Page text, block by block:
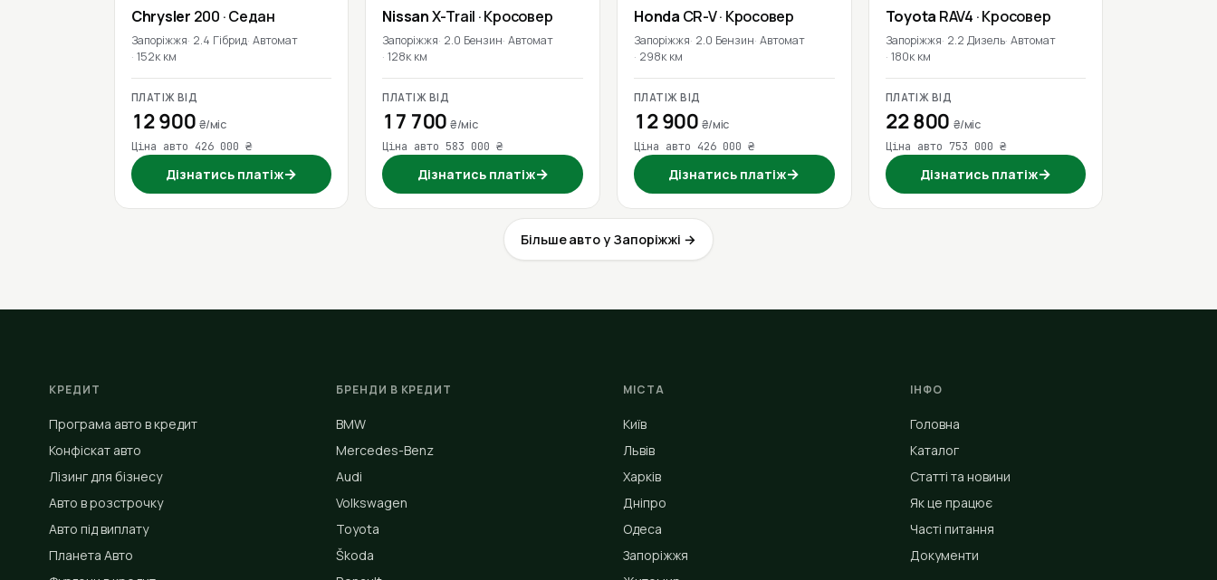
Chrysler 200 · Седан
Запоріжжя 2.4 Гібрид Автомат
152к км
ПЛАТІЖ ВІД
12 900 ₴/міс
Ціна авто 426 000 ₴
Дізнатись платіж→
NissanX-Trail · Кросовер
Запоріжжя 2.0 Бензин Автомат
128к км
ПЛАТІЖ ВІД
17 700₴/міс
Ціна авто 583 000 ₴
Дізнатись платіж→
Honda CR-V· Кросовер
Запоріжжя 2.0 Бензин Автомат
298к км
ПЛАТІЖ ВІД
12 900 ₴/міс
Ціна авто 426 000 ₴
Дізнатись платіж→
Toyota RAV4 · Кросовер
Запоріжжя 2.2 Дизель Автомат
180к км
ПЛАТІЖ ВІД
22 800 ₴/міс
Ціна авто 753 000 ₴
Дізнатись платіж→
Більше авто у Запоріжжі →
КРЕДИТ
Програма авто в кредит
Конфіскат авто
Лізинг для бізнесу
Авто в розстрочку
Авто під виплату
Планета Авто
БРЕНДИ В КРЕДИТ
BMW
Mercedes-Benz
Audi
Volkswagen
Toyota
Škoda
МІСТА
Київ
Львів
Харків
Дніпро
Одеса
Запоріжжя
ІНФО
Головна
Каталог
Статті та новини
Як це працює
Часті питання
Документи